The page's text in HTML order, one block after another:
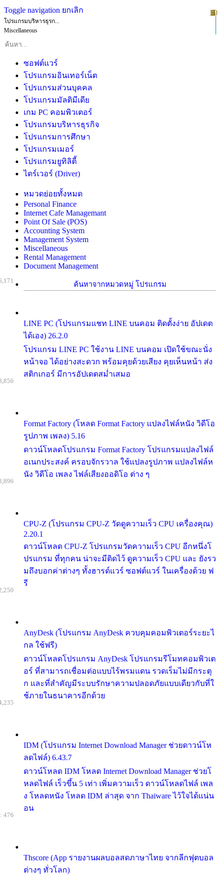
Toggle navigation ยกเลิก
โปรแกรมบริหารธุรก...
Miscellaneous
ซอฟต์แวร์
โปรแกรมอินเทอร์เน็ต
โปรแกรมส่วนบุคคล
โปรแกรมมัลติมีเดีย
เกม PC คอมพิวเตอร์
โปรแกรมบริหารธุรกิจ
โปรแกรมการศึกษา
โปรแกรมเมอร์
โปรแกรมยูทิลิตี้
ไดร์เวอร์ (Driver)
หมวดย่อยทั้งหมด
Personal Finance
Internet Cafe Managemant
Point Of Sale (POS)
Accounting System
Management System
Miscellaneous
Rental Management
Document Management
ค้นหาจากหมวดหมู่ โปรแกรม
LINE PC (โปรแกรมแชท LINE บนคอม ติดตั้งง่าย อัปเดต
ได้เอง) 26.2.0
โปรแกรม LINE PC ใช้งาน LINE บนคอม เปิดใช้ขณะนั่ง
หน้าจอ ได้อย่างสะดวก พร้อมคุยด้วยเสียง คุยเห็นหน้า ส่ง
สติกเกอร์ มีการอัปเดตสม่ำเสมอ
Format Factory (โหลด Format Factory แปลงไฟล์หนัง วิดีโอ
รูปภาพ เพลง) 5.16
ดาวน์โหลดโปรแกรม Format Factory โปรแกรมแปลงไฟล์
อเนกประสงค์ ครอบจักรวาล ใช้แปลงรูปภาพ แปลงไฟล์ห
นัง วิดีโอ เพลง ไฟล์เสียงออดิโอ ต่าง ๆ
CPU-Z (โปรแกรม CPU-Z วัดดูความเร็ว CPU เครื่องคุณ)
2.20.1
ดาวน์โหลด CPU-Z โปรแกรมวัดความเร็ว CPU อีกหนึ่งโ
ปรแกรม ที่ทุกคน น่าจะมีติดไว้ ดูความเร็ว CPU และ ยังรว
มถึงบอกค่าต่างๆ ทั้งฮารด์แวร์ ซอฟต์แวร์ ในเครื่องด้วย ฟ
รี
AnyDesk (โปรแกรม AnyDesk ควบคุมคอมพิวเตอร์ระยะไ
กล ใช้ฟรี)
ดาวน์โหลดโปรแกรม AnyDesk โปรแกรมรีโมทคอมพิวเต
อร์ ที่สามารถเชื่อมต่อแบบไร้พรมแดน รวดเร็มไม่มีกระตุ
ก และที่สำคัญมีระบบรักษาความปลอดภัยแบบเดียวกับที่ใ
ช้ภายในธนาคารอีกด้วย
IDM (โปรแกรม Internet Download Manager ช่วยดาวน์โห
ลดไฟล์) 6.43.7
ดาวน์โหลด IDM โหลด Internet Download Manager ช่วยโ
หลดไฟล์ เร็วขึ้น 5 เท่า เพิ่มความเร็ว ดาวน์โหลดไฟล์ เพล
ง โหลดหนัง โหลด IDM ล่าสุด จาก Thaiware ไว้ใจได้แน่น
อน
Thscore (App รายงานผลบอลสดภาษาไทย จากลีกฟุตบอล
ต่างๆ ทั่วโลก)
476
1
2
3
4
5
6
7
8
9
10